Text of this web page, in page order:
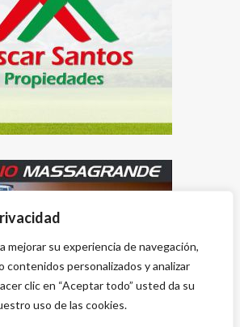
mejorar su experiencia de navegación,
contenidos personalizados y analizar
clic en “Aceptar todo” usted da su
uso de las cookies.